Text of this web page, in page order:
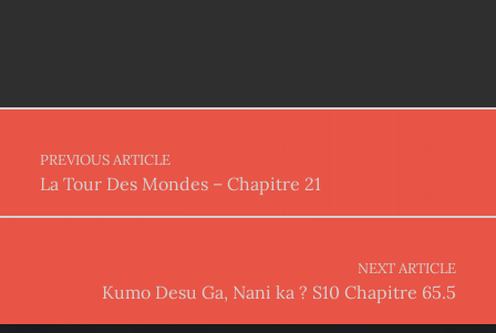
Post navigation
PREVIOUS ARTICLE
La Tour Des Mondes – Chapitre 21
NEXT ARTICLE
Kumo Desu Ga, Nani ka ? S10 Chapitre 65.5